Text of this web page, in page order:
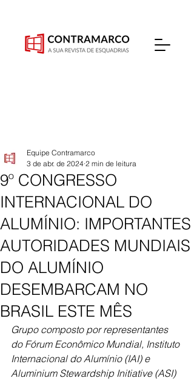
9º CONGRESSO
INTERNACIONAL DO
ALUMÍNIO: IMPORTANTES
AUTORIDADES MUNDIAIS
DO ALUMÍNIO
DESEMBARCAM NO
BRASIL ESTE MÊS
Equipe Contramarco
3 de abr. de 2024 2 min de leitura
Grupo composto por representantes
do Fórum Econômico Mundial, Instituto
Internacional do Alumínio (IAI) e
Aluminium Stewardship Initiative (ASI)